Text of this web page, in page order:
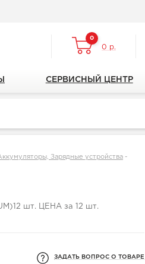
0
0 р.
СЕРВИСНЫЙ ЦЕНТР
Зарядные устройства -
шт. ЦЕНА за 12 шт.
ЗАДАТЬ ВОПРОС О ТОВАРЕ